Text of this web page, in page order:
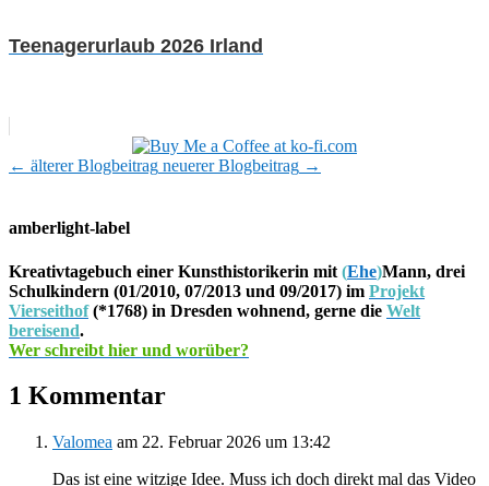
Teenagerurlaub 2026 Irland
← älterer Blogbeitrag neuerer Blogbeitrag →
amberlight-label
Kreativtagebuch einer Kunsthistorikerin mit (Ehe)Mann, drei
Schulkindern (01/2010, 07/2013 und 09/2017) im Projekt
Vierseithof(*1768) in Dresden wohnend, gerne die Welt
bereisend.
Wer schreibt hier und worüber?
1 Kommentar
Valomea am 22. Februar 2026 um 13:42
Das ist eine witzige Idee. Muss ich doch direkt mal das Video